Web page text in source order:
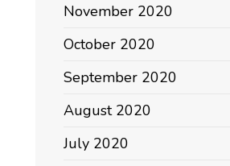
November 2020
October 2020
September 2020
August 2020
July 2020